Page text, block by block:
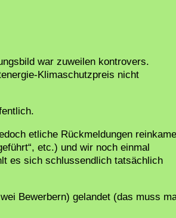
war zuweilen kontrovers.
Klimaschutzpreis nicht
etliche Rückmeldungen
etc.) und wir noch einmal
es sich schlussendlich tatsächlich
Bewerbern) gelandet (das muss